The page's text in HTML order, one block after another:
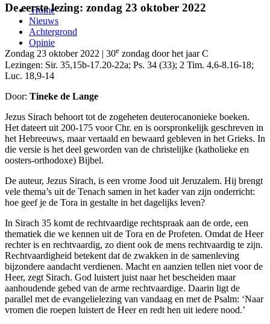
Home
Nieuws
Achtergrond
Opinie
De eerste lezing: zondag 23 oktober 2022
Zondag 23 oktober 2022 | 30e zondag door het jaar C
Lezingen: Sir. 35,15b-17.20-22a; Ps. 34 (33); 2 Tim. 4,6-8.16-18;
Luc. 18,9-14
Door: Tineke de Lange
Jezus Sirach behoort tot de zogeheten deuterocanonieke boeken.
Het dateert uit 200-175 voor Chr. en is oorspronkelijk geschreven in
het Hebreeuws, maar vertaald en bewaard gebleven in het Grieks. In
die versie is het deel geworden van de christelijke (katholieke en
oosters-orthodoxe) Bijbel.
De auteur, Jezus Sirach, is een vrome Jood uit Jeruzalem. Hij brengt
vele thema’s uit de Tenach samen in het kader van zijn onderricht:
hoe geef je de Tora in gestalte in het dagelijks leven?
In Sirach 35 komt de rechtvaardige rechtspraak aan de orde, een
thematiek die we kennen uit de Tora en de Profeten. Omdat de Heer
rechter is en rechtvaardig, zo dient ook de mens rechtvaardig te zijn.
Rechtvaardigheid betekent dat de zwakken in de samenleving
bijzondere aandacht verdienen. Macht en aanzien tellen niet voor de
Heer, zegt Sirach. God luistert juist naar het bescheiden maar
aanhoudende gebed van de arme rechtvaardige. Daarin ligt de
parallel met de evangelielezing van vandaag en met de Psalm: ‘Naar
vromen die roepen luistert de Heer en redt hen uit iedere nood.’